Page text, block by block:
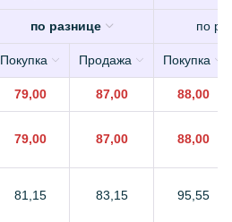
по разнице по
Покупка Продажа Покупка
79,00 87,00 88,00
79,00 87,00 88,00
81,15 83,15 95,55